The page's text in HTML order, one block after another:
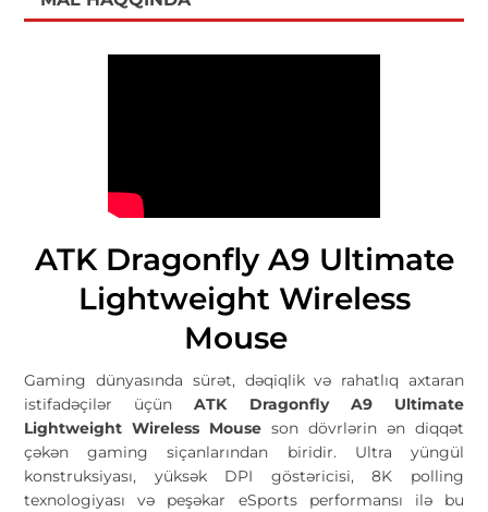
ATK Dragonfly A9 Ultimate
Lightweight Wireless
Mouse
Gaming dünyasında sürət, dəqiqlik və rahatlıq axtaran
istifadəçilər üçünATK Dragonfly A9 Ultimate
Lightweight Wireless Mouse son dövrlərin ən diqqət
çəkən gaming siçanlarından biridir. Ultra yüngül
konstruksiyası, yüksək DPI göstəricisi, 8K polling
texnologiyası və peşəkar eSports performansı ilə bu